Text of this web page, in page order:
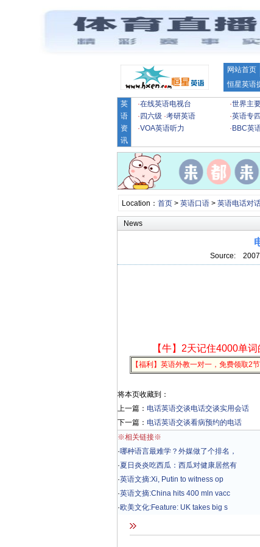
网站首页
恒星英语
英
语
资
讯
·在线英语电视台 ·世界主
· 四六级 ·考研英语 ·英语专四
·VOA英语听力 · BBC英
Location： 首页> 英语口语> 英语电话对
News
Source:
【牛】2天记住4000单
【福利】英语外教一对一，免费领取2
将本页收藏到：
上一篇： 电话英语交谈电话交谈实用会话
下一篇： 电话英语交谈看病预约的电话
※相关链接※
·哪种语言最难学？外媒做了个排名，
·夏日炎炎吃西瓜：西瓜对健康居然有
·英语文摘:Xi, Putin to witness op
·英语文摘:China hits 400 mln vacc
·欧美文化:Feature: UK takes big s